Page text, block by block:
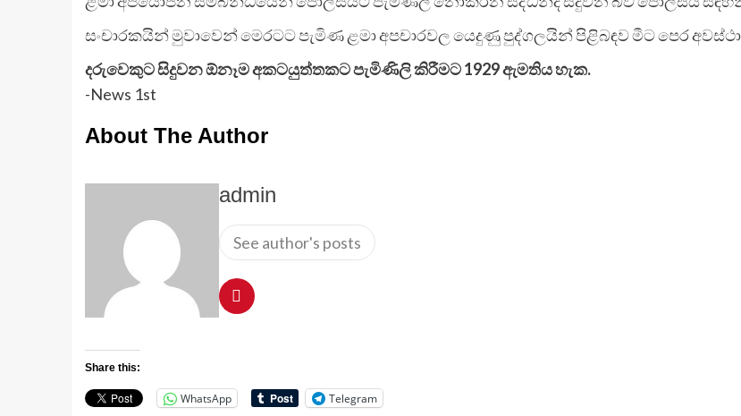
සංචාරකයින් මුවාවෙන් මෙරටට පැමිණ ළමා අපචාරවල යෙදුණු පුද්ගලයින් පිළිබඳව මීට පෙර
දරුවෙකුට සිදුවන ඕනෑම අකටයුත්තකට පැමිණිලි කිරීමට 1929 ඇමතිය හැක.
-News 1st
About The Author
admin
See author's posts
Share this:
WhatsApp Telegram